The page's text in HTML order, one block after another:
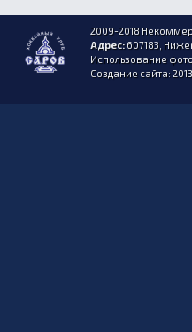
2009-2018
Адрес:607183,
Использование
Создание сайта: